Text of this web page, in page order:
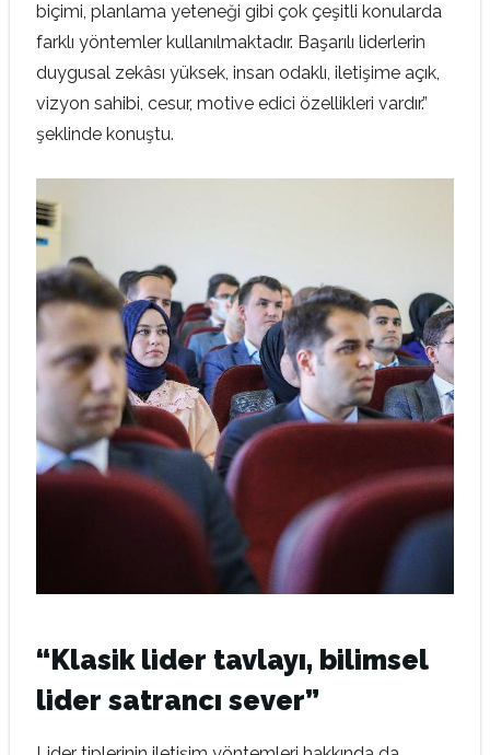
biçimi, planlama yeteneği gibi çok çeşitli konularda
farklı yöntemler kullanılmaktadır. Başarılı liderlerin
duygusal zekâsı yüksek, insan odaklı, iletişime açık,
vizyon sahibi, cesur, motive edici özellikleri vardır.”
şeklinde konuştu.
“Klasik lider tavlayı, bilimsel
lider satrancı sever”